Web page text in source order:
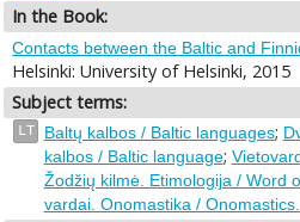
In the Book:
Contacts between the Baltic and
Helsinki: University of Helsinki, 2015
Subject terms:
LT Baltų kalbos / Baltic languages;
kalbos / Baltic language;
Žodžių kilmė. Etimologija / Word
vardai. Onomastika /